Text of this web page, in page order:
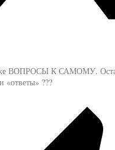
ВОПРОСЫ К САМОМУ.
«ответы» ???